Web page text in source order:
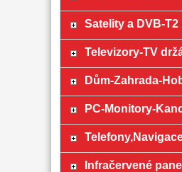
Satelity a DVB-T2
Televizory-TV
Dům-Zahrada-
PC-Monitory-
Infračervené